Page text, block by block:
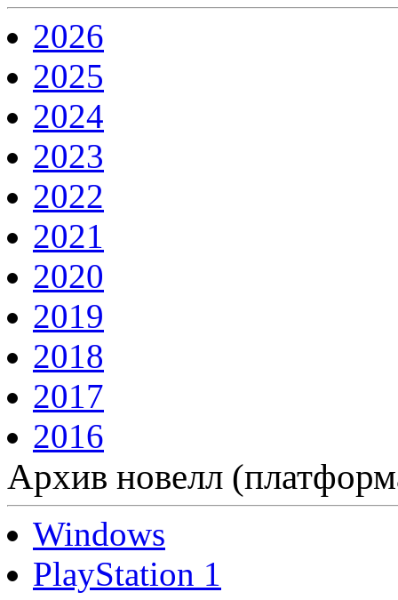
2026
2025
2024
2023
2022
2021
2020
2019
2018
2017
2016
Архив новелл
Windows
PlayStation 1